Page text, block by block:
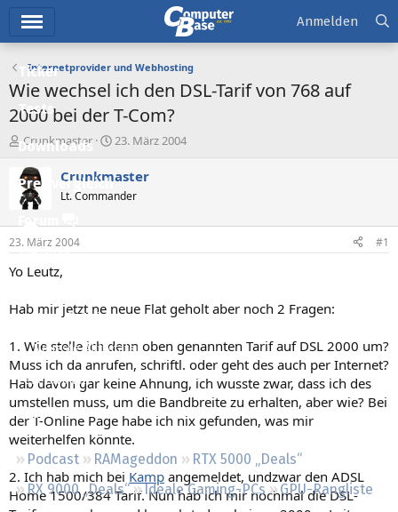
Ticker
Tests
Downloads
Preisvergleich
Forum
Aktuelles
Neue Beiträge
Neueste Aktivitäten
Leserartikel
Regeln
Podcast RAMageddon
RTX 5000 „Deals“
RX 9000 „Deals“
Ideale Gaming-PCs
GPU-Rangliste
Anmelden
Internetprovider und Webhosting
Wie wechsel ich den DSL-Tarif von 768 auf
2000 bei der T-Com?
E
r
s
t
e
e
Crunkmaster
E
s
e
t
23. März 2004
Crunkmaster
Lt. Commander
23. März 2004 #1
Yo Leutz,
Hab mir jetzt ne neue Flat geholt aber noch 2 Fragen:
1. Wie stelle ich denn oben genannten Tarif auf DSL 2000 um?
Muss ich da anrufen, schriftl. oder geht des auch per Internet?
Hab davon gar keine Ahnung, ich wusste zwar, dass ich des
umstellen muss, um die Bandbreite zu erhalten, aber wie? Bei
der T-Online Page habe ich nix gefunden, was mir
weiterhelfen könnte.
2. Ich hab mich bei Kamp angemeldet, undzwar den ADSL
Home 1500/384 Tarif. Nun hab ich mir nochmal die DSL-